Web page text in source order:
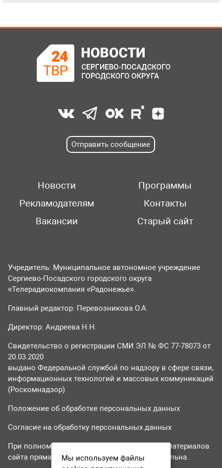
Отправить сообщение
Новости
Программы
Рекламодателям
Контакты
Вакансии
Старый сайт
Учредитель: Муниципальное автономное учреждение
Сергиево-Посадского городского округа
«Телерадиокомпания «Радонежье».
Главный редактор: Перевозникова О.А.
Директор: Андреева Н.Н.
Свидетельство о регистрации СМИ ЭЛ № ФС 77-78073 от
20.03.2020
выдано Федеральной службой по надзору в сфере связи,
информационных технологий и массовых коммуникаций
(Роскомнадзор).
Положение об обработке персональных данных
Согласие на обработку персональных данных
При полном или частичном использовании материалов
сайта прямая гиперссылка на tvr24.tv обязательна.
Мы используем файлы